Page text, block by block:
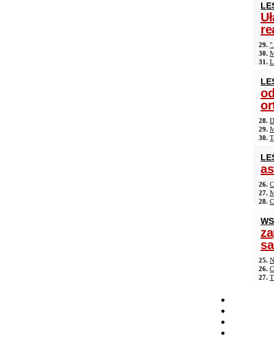
29.
30.
31.
28.
29.
30.
26.
27.
28.
25.
26.
27.